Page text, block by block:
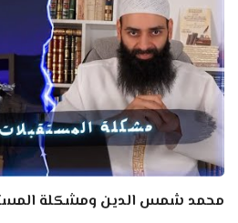
محمد شمس الدين ومشكلة